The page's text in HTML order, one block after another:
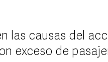
las causas del
exceso de